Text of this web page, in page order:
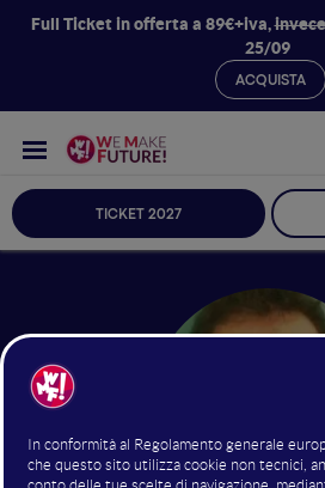
Full Ticket in offerta a 89€+iva,
25/09
ACQUISTA
TICKET 2027